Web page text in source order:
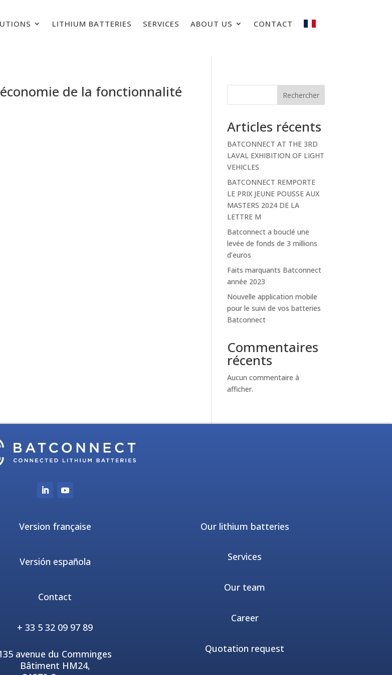
LITHIUM BATTERIES SERVICES ABOUT US CONTACT
de la fonctionnalité Rechercher
Articles récents
BATCONNECT AT THE 3RD
LAVAL EXHIBITION OF LIGHT
VEHICLES
BATCONNECT REMPORTE
LE PRIX JEUNE POUSSE AUX
MASTERS 2024 DE LA
LETTRE M
Batconnect a bouclé une
levée de fonds de 3 millions
d’euros
Faits marquants Batconnect
année 2023
Nouvelle application mobile
pour le suivi de vos batteries
Batconnect
Commentaires
récents
Aucun commentaire à
afficher.
Version française
Versión española
Contact
+ 33 5 32 09 97 89
avenue du Comminges
Bâtiment HM24,
Our lithium batteries
Services
Our team
Career
Quotation request